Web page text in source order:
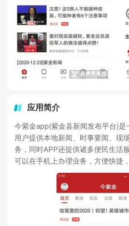
应用简介
今紫金app(紫金县新闻发布平台)
用户提供本地新闻、时事要闻、现
务，同时APP还提供诸多便民生活
可以在手机上办理业务，方便快捷